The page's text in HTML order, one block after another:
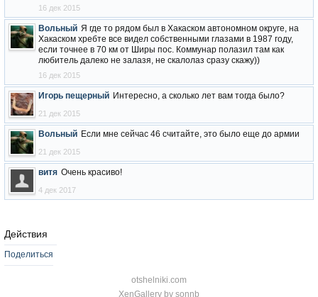
16 дек 2015
Вольный Я где то рядом был в Хакаском автономном округе, на
Хакаском хребте все видел собственными глазами в 1987 году,
если точнее в 70 км от Ширы пос. Коммунар полазил там как
любитель далеко не залазя, не скалолаз сразу скажу))
16 дек 2015
Игорь пещерный Интересно, а сколько лет вам тогда было?
21 дек 2015
Вольный Если мне сейчас 46 считайте, это было еще до армии
21 дек 2015
витя Очень красиво!
4 дек 2017
Действия
Поделиться
otshelniki.com
XenGallery by sonnb